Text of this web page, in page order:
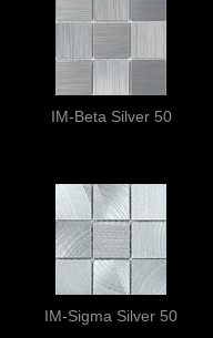
IM-Beta Silver 50
IM-Sigma Silver 50